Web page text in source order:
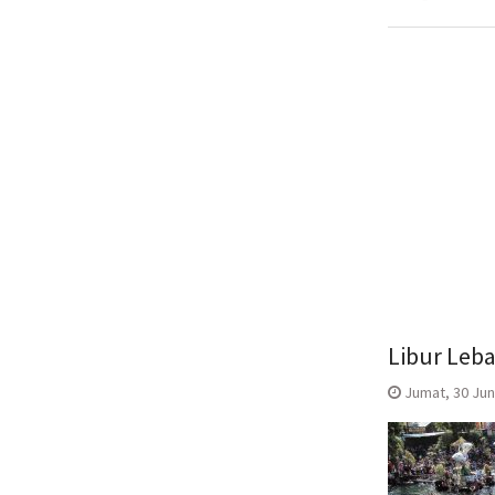
Libur
Jumat, 30